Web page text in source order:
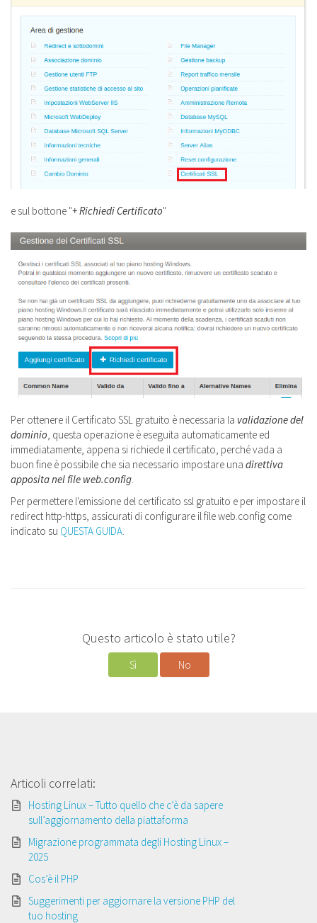
e sul bottone "+ Richiedi Certificato"
Per ottenere il Certificato SSL gratuito è necessaria la validazione del
dominio, questa operazione è eseguita automaticamente ed
immediatamente, appena si richiede il certificato, perché vada a
buon fine è possibile che sia necessario impostare una direttiva
apposita nel file web.config.
Per permettere l'emissione del certificato ssl gratuito e per impostare il
redirect http-https, assicurati di configurare il file web.config come
indicato su QUESTA GUIDA.
Questo articolo è stato utile?
Sì No
Articoli correlati:
Hosting Linux – Tutto quello che c’è da sapere
sull’aggiornamento della piattaforma
Migrazione programmata degli Hosting Linux –
2025
Cos’è il PHP
Suggerimenti per aggiornare la versione PHP del
tuo hosting